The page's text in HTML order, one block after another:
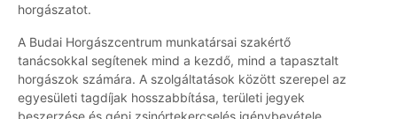
horgászatot.
A Budai Horgászcentrum munkatársai szakértő
tanácsokkal segítenek mind a kezdő, mind a tapasztalt
horgászok számára. A szolgáltatások között szerepel az
egyesületi tagdíjak hosszabbítása, területi jegyek
beszerzése és gépi zsinórtekercselés igénybevétele.